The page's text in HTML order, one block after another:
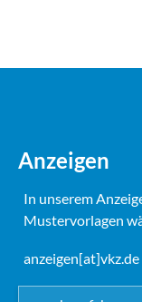
Anzeigen
In unserem
Mustervorlagen
anzeigen[at]vkz.de